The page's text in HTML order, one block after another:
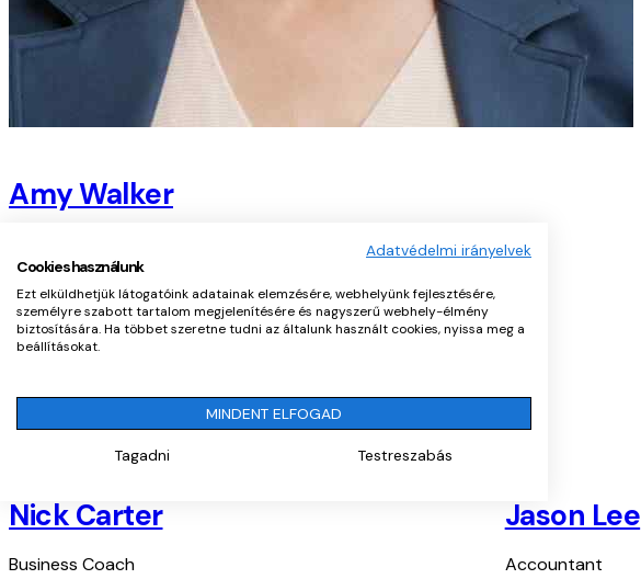
Amy Walker
Consectetur adipiscing elit, sed do euism onsectetur
adipiscing elit, sed.
Nick Carter
Business Coach
Jason Lee
Accountant
Adatvédelmi irányelvek
Cookies használunk
Ezt elküldhetjük látogatóink adatainak elemzésére, webhelyünk fejlesztésére,
személyre szabott tartalom megjelenítésére és nagyszerű webhely-élmény
biztosítására. Ha többet szeretne tudni az általunk használt cookies, nyissa meg a
beállításokat.
MINDENT ELFOGAD
Tagadni Testreszabás